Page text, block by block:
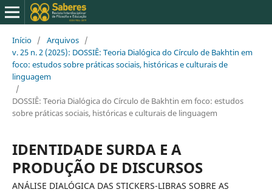
Início / Arquivos /
v. 25 n. 2 (2025): DOSSIÊ: Teoria Dialógica do Círculo de Bakhtin em
foco: estudos sobre práticas sociais, históricas e culturais de
linguagem
/
DOSSIÊ: Teoria Dialógica do Círculo de Bakhtin em foco: estudos
sobre práticas sociais, históricas e culturais de linguagem
IDENTIDADE SURDA E A
PRODUÇÃO DE DISCURSOS
ANÁLISE DIALÓGICA DAS STICKERS-LIBRAS SOBRE AS